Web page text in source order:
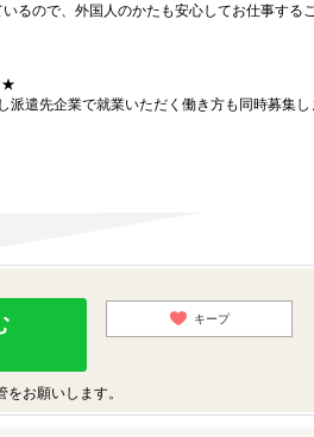
るので、外国人のかたも安心してお仕事する
★
遣先企業で就業いただく働き方も同時募集し
キープ
お願いします。